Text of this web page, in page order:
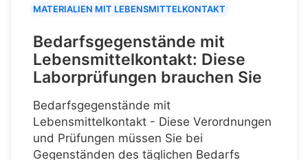
MATERIALIEN MIT LEBENSMITTELKONTAKT
Bedarfsgegenstände mit
Lebensmittelkontakt: Diese
Laborprüfungen brauchen Sie
Bedarfsgegenstände mit
Lebensmittelkontakt - Diese Verordnungen
und Prüfungen müssen Sie bei
Gegenständen des täglichen Bedarfs